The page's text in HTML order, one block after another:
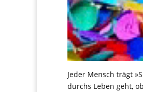
Jeder Mensch trägt
durchs Leben geht,